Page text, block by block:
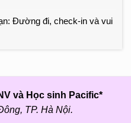
Đường đi, check-in và vui
và Học sinh Pacific*
TP. Hà Nội.